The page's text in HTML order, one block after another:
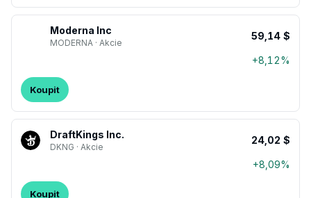
Moderna Inc
MODERNA · Akcie
59,14 $
+8,12%
Koupit
DraftKings Inc.
DKNG · Akcie
24,02 $
+8,09%
Koupit